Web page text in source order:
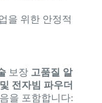
을 위한 안정적
보장 고품질 알
전자빔 파우더
을 포함합니다: